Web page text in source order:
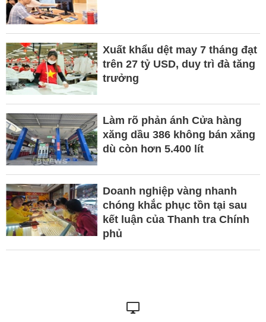
Xuất khẩu dệt may 7 tháng đạt
trên 27 tỷ USD, duy trì đà tăng
trưởng
Làm rõ phản ánh Cửa hàng
xăng dầu 386 không bán xăng
dù còn hơn 5.400 lít
Doanh nghiệp vàng nhanh
chóng khắc phục tồn tại sau
kết luận của Thanh tra Chính
phủ